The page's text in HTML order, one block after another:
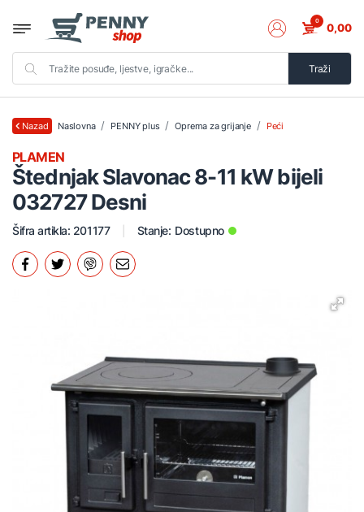
Traži
0 0,00
Nazad Naslovna PENNY plus Oprema za grijanje Peći
Štednjak Slavonac 8-11 kW bijeli
032727 Desni
PLAMEN
Šifra artikla: 201177 Stanje: Dostupno